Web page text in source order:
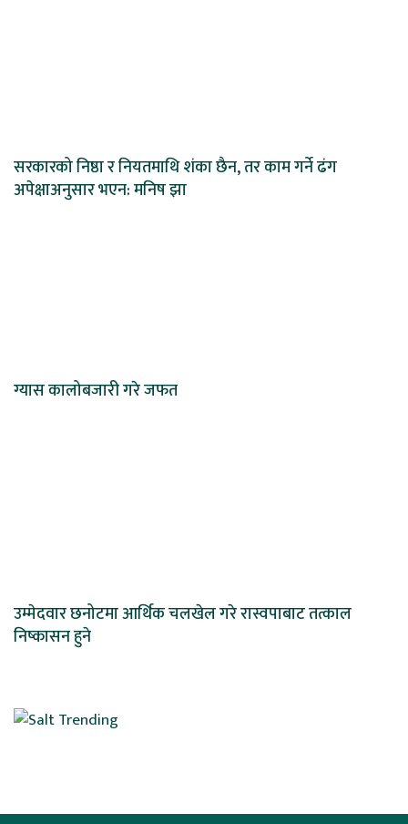
सरकारको निष्ठा र नियतमाथि शंका छैन, तर काम गर्ने ढंग
अपेक्षाअनुसार भएन: मनिष झा
ग्यास कालोबजारी गरे जफत
उम्मेदवार छनोटमा आर्थिक चलखेल गरे रास्वपाबाट तत्काल
निष्कासन हुने